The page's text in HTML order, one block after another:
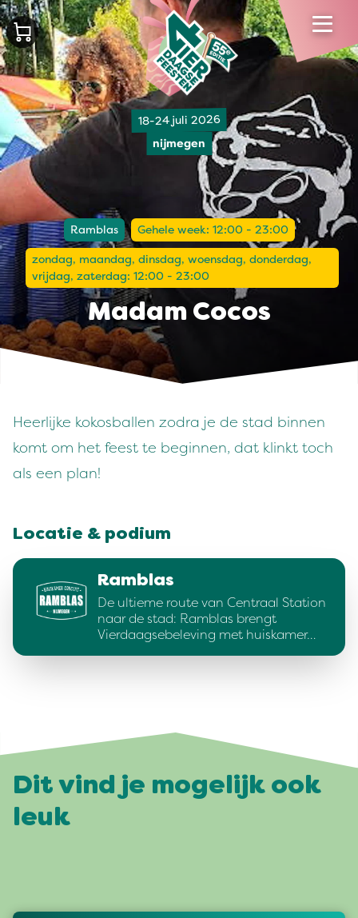
18-24 juli 2026
nijmegen
Ramblas Gehele week: 12:00 - 23:00
zondag, maandag, dinsdag, woensdag, donderdag,
vrijdag, zaterdag: 12:00 - 23:00
Madam Cocos
Heerlijke kokosballen zodra je de stad binnen
komt om het feest te beginnen, dat klinkt toch
als een plan!
Locatie & podium
Ramblas
De ultieme route van Centraal Station
naar de stad: Ramblas brengt
Vierdaagsebeleving met huiskamer…
Dit vind je mogelijk ook
leuk